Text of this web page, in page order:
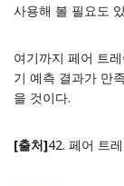
사용해 볼 필요도
여기까지 페어 트
기 예측 결과가 만
을 것이다.
[출처]42. 페어 트